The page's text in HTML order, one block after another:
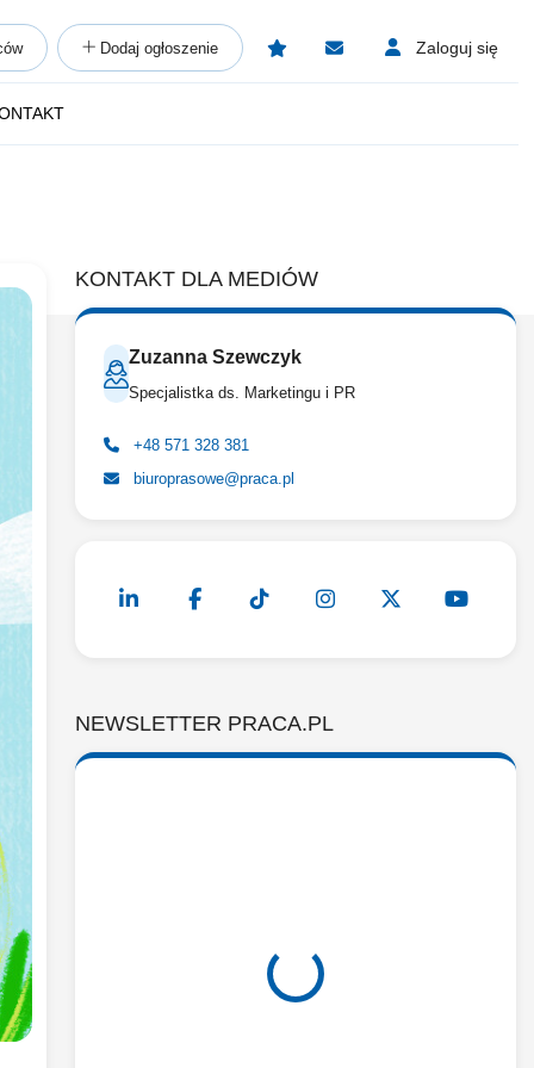
Dodaj ogłoszenie Zaloguj się
KONTAKT DLA MEDIÓW
Zuzanna Szewczyk
Specjalistka ds. Marketingu i PR
+48 571 328 381
biuroprasowe@praca.pl
NEWSLETTER PRACA.PL